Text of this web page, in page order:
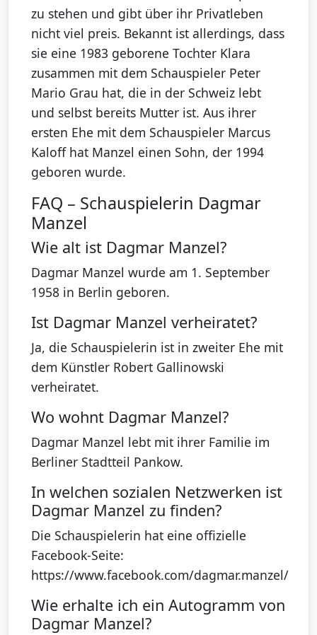
zu stehen und gibt über ihr Privatleben
nicht viel preis. Bekannt ist allerdings, dass
sie eine 1983 geborene Tochter Klara
zusammen mit dem Schauspieler Peter
Mario Grau hat, die in der Schweiz lebt
und selbst bereits Mutter ist. Aus ihrer
ersten Ehe mit dem Schauspieler Marcus
Kaloff hat Manzel einen Sohn, der 1994
geboren wurde.
FAQ – Schauspielerin Dagmar
Manzel
Wie alt ist Dagmar Manzel?
Dagmar Manzel wurde am 1. September
1958 in Berlin geboren.
Ist Dagmar Manzel verheiratet?
Ja, die Schauspielerin ist in zweiter Ehe mit
dem Künstler Robert Gallinowski
verheiratet.
Wo wohnt Dagmar Manzel?
Dagmar Manzel lebt mit ihrer Familie im
Berliner Stadtteil Pankow.
In welchen sozialen Netzwerken ist
Dagmar Manzel zu finden?
Die Schauspielerin hat eine offizielle
Facebook-Seite:
https://www.facebook.com/dagmar.manzel/
Wie erhalte ich ein Autogramm von
Dagmar Manzel?